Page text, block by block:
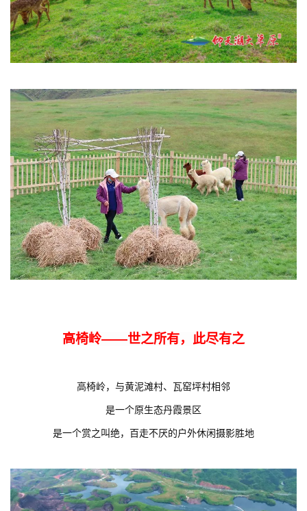
高椅岭——世之所有，此尽有之
高椅岭，与黄泥滩村、瓦窑坪村相邻
是一个原生态丹霞景区
是一个赏之叫绝， 百走不厌的户外休闲摄影胜地